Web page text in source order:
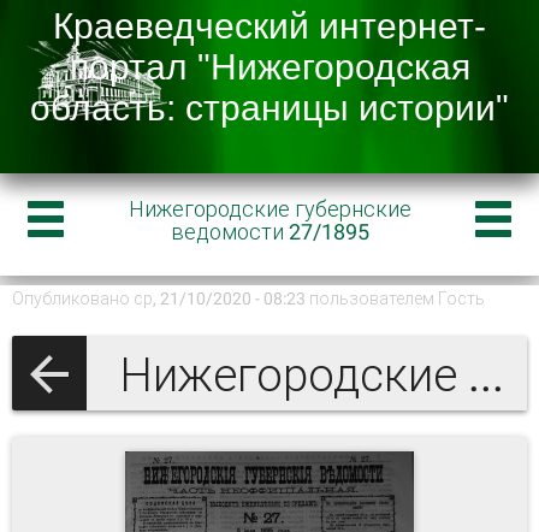
Нижегородские губернские
ведомости 27/1895
Опубликовано ср, 21/10/2020 - 08:23 пользователем Гость
Нижегородские губернские ведомости 1895